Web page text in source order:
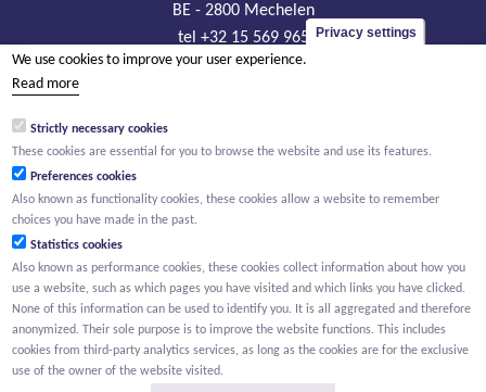
BE - 2800 Mechelen
tel +32 15 569 965
groep@willemen.be
RLP Antwerp, department Mechelen
Privacy settings
We use cookies to improve your user experience.
Read more
Strictly necessary cookies
These cookies are essential for you to browse the website and use its features.
Preferences cookies
Also known as functionality cookies, these cookies allow a website to remember
choices you have made in the past.
Statistics cookies
Also known as performance cookies, these cookies collect information about how you
use a website, such as which pages you have visited and which links you have clicked.
None of this information can be used to identify you. It is all aggregated and therefore
anonymized. Their sole purpose is to improve the website functions. This includes
cookies from third-party analytics services, as long as the cookies are for the exclusive
use of the owner of the website visited.